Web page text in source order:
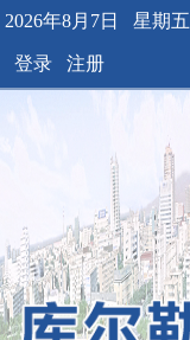
2026年8月7日 星期五
登录 注册